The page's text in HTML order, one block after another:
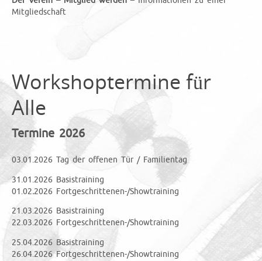
Mitgliedschaft
Workshoptermine für
Alle
Termine 2026
03.01.2026 Tag der offenen Tür / Familientag
31.01.2026 Basistraining
01.02.2026 Fortgeschrittenen-/Showtraining
21.03.2026 Basistraining
22.03.2026 Fortgeschrittenen-/Showtraining
25.04.2026 Basistraining
26.04.2026 Fortgeschrittenen-/Showtraining